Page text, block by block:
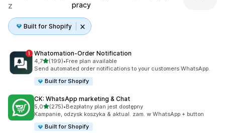
z
pracy
Built for Shopify
Whatomation‑Order Notification
4,7na 5 gwiazdek
(199)
Łączna liczba recenzji: 199
•Free plan available
Send automated order notifications to your customers WhatsApp.
Built for Shopify
CK: WhatsApp marketing & Chat
5,0na 5 gwiazdek
(275)
Łączna liczba recenzji: 275
•Bezpłatny plan jest dostępny
Kampanie, odzysk koszyka & aktual. zam. w WhatsApp + button
Built for Shopify